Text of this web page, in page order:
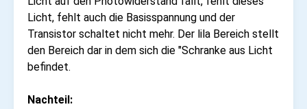
Licht, fehlt auch die Basisspannung und der
Transistor schaltet nicht mehr. Der lila Bereich stellt
den Bereich dar in dem sich die "Schranke aus Licht
befindet.
Nachteil: